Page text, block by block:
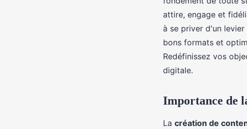
stratégie digitaleattire, engage et
à se priver d'un
bons formats et
Redéfinissez vos
digitale.
Importance de
La création de